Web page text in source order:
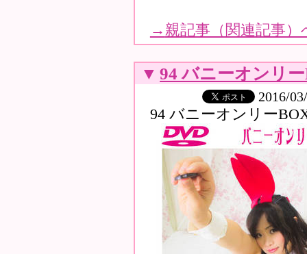
→ 親記事（関連記事）
▼ 94 バニーオンリ
2016/
94 バニーオンリー